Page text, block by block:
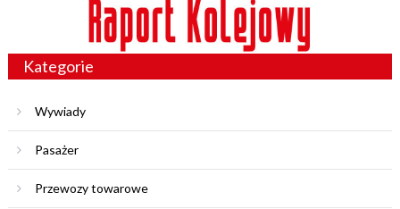
Kategorie
Wywiady
Pasażer
Przewozy towarowe